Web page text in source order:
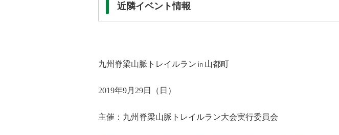
近隣イベント情報
九州脊梁山脈トレイルラン㏌山都町
2019年9月29日（日）
主催：九州脊梁山脈トレイルラン大会実行委員会